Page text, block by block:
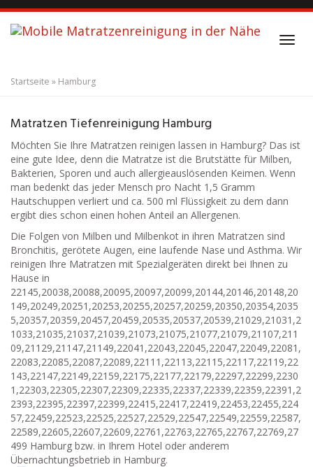
S
T
a
v
i
g
t
n
Startseite » Hamburg
Matratzen Tiefenreinigung Hamburg
Möchten Sie Ihre Matratzen reinigen lassen in Hamburg? Das ist
eine gute Idee, denn die Matratze ist die Brutstätte für Milben,
Bakterien, Sporen und auch allergieauslösenden Keimen. Wenn
man bedenkt das jeder Mensch pro Nacht 1,5 Gramm
Hautschuppen verliert und ca. 500 ml Flüssigkeit zu dem dann
ergibt dies schon einen hohen Anteil an Allergenen.
Die Folgen von Milben und Milbenkot in ihren Matratzen sind
Bronchitis, gerötete Augen, eine laufende Nase und Asthma. Wir
reinigen Ihre Matratzen mit Spezialgeräten direkt bei Ihnen zu
Hause in
22145,20038,20088,20095,20097,20099,20144,20146,20148,20
149,20249,20251,20253,20255,20257,20259,20350,20354,2035
5,20357,20359,20457,20459,20535,20537,20539,21029,21031,2
1033,21035,21037,21039,21073,21075,21077,21079,21107,211
09,21129,21147,21149,22041,22043,22045,22047,22049,22081,
22083,22085,22087,22089,22111,22113,22115,22117,22119,22
143,22147,22149,22159,22175,22177,22179,22297,22299,2230
1,22303,22305,22307,22309,22335,22337,22339,22359,22391,2
2393,22395,22397,22399,22415,22417,22419,22453,22455,224
57,22459,22523,22525,22527,22529,22547,22549,22559,22587,
22589,22605,22607,22609,22761,22763,22765,22767,22769,27
499 Hamburg bzw. in Ihrem Hotel oder anderem
Übernachtungsbetrieb in Hamburg.